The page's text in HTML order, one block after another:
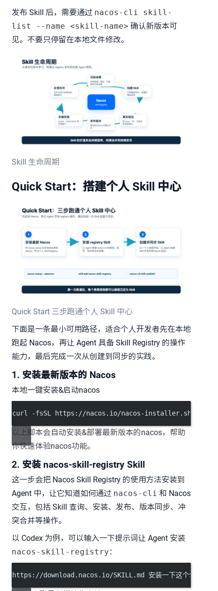
发布 Skill 后，需要通过 nacos-cli skill-
list --name <skill-name> 确认新版本可
见。不要只停留在本地文件修改。
Skill 生命周期
Quick Start：搭建个人 Skill 中心
Quick Start 三步跑通个人 Skill 中心
下面是一条最小可用路径，适合个人开发者先在本地
跑起 Nacos，再让 Agent 具备 Skill Registry 的操作
能力，最后完成一次从创建到同步的实践。
1. 安装最新版本的 Nacos
本地一键安装&启动nacos
curl -fsSL https://nacos.io/nacos-installer.sh | bash
以上脚本会自动安装&部署最新版本的nacos，帮助
你快速体验nacos功能。
2. 安装 nacos-skill-registry Skill
这一步会把 Nacos Skill Registry 的使用方法安装到
Agent 中，让它知道如何通过 nacos-cli 和 Nacos
交互，包括 Skill 查询、安装、发布、版本同步、冲
突合并等操作。
以 Codex 为例，可以输入一下提示词让 Agent 安装
nacos-skill-registry ：
https://download.nacos.io/SKILL.md 安装一下这个SKILL并